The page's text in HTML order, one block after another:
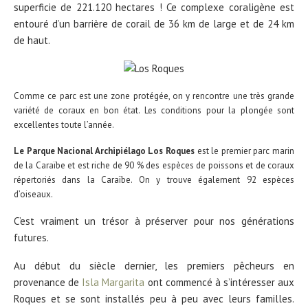
superficie de 221.120 hectares ! Ce complexe coraligène est
entouré d’un barrière de corail de 36 km de large et de 24 km
de haut.
Comme ce parc est une zone protégée, on y rencontre une très grande
variété de coraux en bon état. Les conditions pour la plongée sont
excellentes toute l’année.
Le Parque Nacional Archipiélago Los Roques est le premier parc marin
de la Caraïbe et est riche de 90 % des espèces de poissons et de coraux
répertoriés dans la Caraïbe. On y trouve également 92 espèces
d’oiseaux.
C’est vraiment un trésor à préserver pour nos générations
futures.
Au début du siècle dernier, les premiers pêcheurs en
provenance de Isla Margarita ont commencé à s’intéresser aux
Roques et se sont installés peu à peu avec leurs familles.